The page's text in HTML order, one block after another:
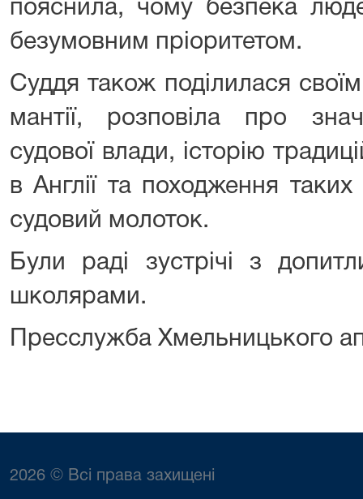
пояснила, чому безпека
безумовним пріоритетом.
Суддя також поділилася
мантії, розповіла про
судової влади, історію
в Англії та походження
судовий молоток.
Були раді зустрічі з
школярами.
Пресслужба Хмельницького
2026 © Всі права захищені